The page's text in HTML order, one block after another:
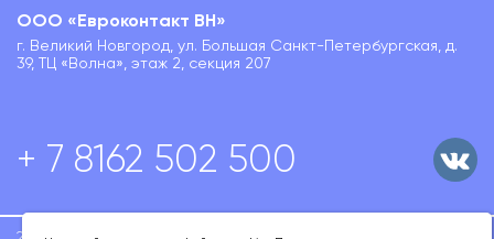
подключения и коротко описать неисправность.
ООО «Евроконтакт ВН»
г. Великий Новгород, ул. Большая Санкт-Петербургская, д.
39, ТЦ «Волна», этаж 2, секция 207
+ 7 8162 502 500